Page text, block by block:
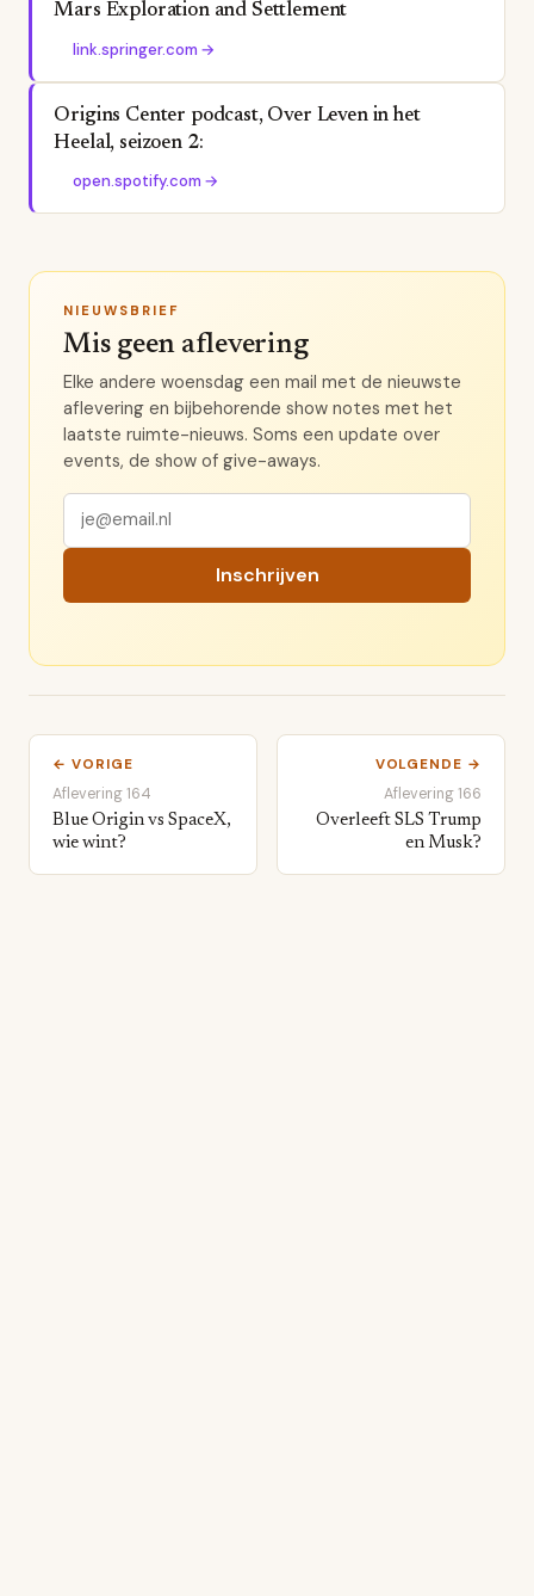
Mars Exploration and Settlement
link.springer.com →
Origins Center podcast, Over Leven in het
Heelal, seizoen 2:
open.spotify.com →
NIEUWSBRIEF
Mis geen aflevering
Elke andere woensdag een mail met de nieuwste
aflevering en bijbehorende show notes met het
laatste ruimte-nieuws. Soms een update over
events, de show of give-aways.
Inschrijven
← VORIGE
Aflevering 164
Blue Origin vs SpaceX,
wie wint?
VOLGENDE →
Aflevering 166
Overleeft SLS Trump
en Musk?